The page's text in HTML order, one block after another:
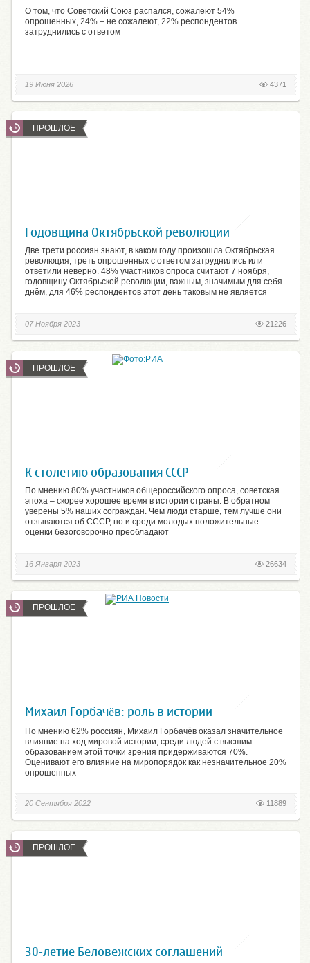
О том, что Советский Союз распался, сожалеют 54%
опрошенных, 24% – не сожалеют, 22% респондентов
затруднились с ответом
4371
19 Июня 2026
ПРОШЛОЕ
Годовщина Октябрьской революции
Две трети россиян знают, в каком году произошла Октябрьская
революция; треть опрошенных с ответом затруднились или
ответили неверно. 48% участников опроса считают 7 ноября,
годовщину Октябрьской революции, важным, значимым для себя
днём, для 46% респондентов этот день таковым не является
21226
07 Ноября 2023
ПРОШЛОЕ
К столетию образования СССР
По мнению 80% участников общероссийского опроса, советская
эпоха – скорее хорошее время в истории страны. В обратном
уверены 5% наших сограждан. Чем люди старше, тем лучше они
отзываются об СССР, но и среди молодых положительные
оценки безоговорочно преобладают
26634
16 Января 2023
ПРОШЛОЕ
Михаил Горбачёв: роль в истории
По мнению 62% россиян, Михаил Горбачёв оказал значительное
влияние на ход мировой истории; среди людей с высшим
образованием этой точки зрения придерживаются 70%.
Оценивают его влияние на миропорядок как незначительное 20%
опрошенных
11889
20 Сентября 2022
ПРОШЛОЕ
30-летие Беловежских соглашений